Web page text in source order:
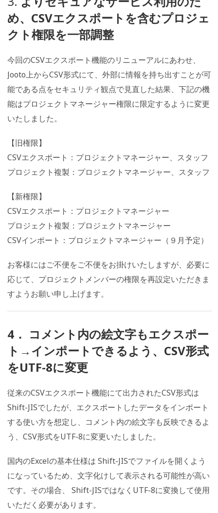
め、CSVエクスポートを含むプロジェ
クト権限を一部調整
今回のCSVエクスポート機能のリニューアルにあわせ、
Jooto上からCSV形式にて、外部に情報を持ち出すことが可
能である点をセキュリティ観点で見直した結果、下記の機
能はプロジェクトマネージャー権限に限定するように変更
いたしました。
【旧権限】
CSVエクスポート：プロジェクトマネージャー、 スタッフ
プロジェクト複製：プロジェクトマネージャー、 スタッフ
【新権限】
CSVエクスポート：プロジェクトマネージャー
プロジェクト複製：プロジェクトマネージャー
CSVインポート：プロジェクトマネージャー（９月予定）
お客様にはご不便をご不便をお掛けいたしますが、必要に
応じて、プロジェクトメンバーの権限を再設定いただきま
すようお願い申し上げます。
4． コメント内の絵文字もエクスポー
ト→インポートできるよう、CSV形式
をUTF-8に変更
従来のCSVエクスポート機能にて出力されたCSV形式は
Shift-JISでしたが、エクスポートしたデータをインポート
する使い方を想定し、コメント内の絵文字も反映できるよ
う、CSV形式をUTF-8に変更いたしました。
国内のExcelの基本仕様は Shift-JISでファイルを開くよう
になっているため、文字化けして表示される可能性が高い
です。その場合、 Shift-JISではなくUTF-8に変換して使用
いただく必要があります。